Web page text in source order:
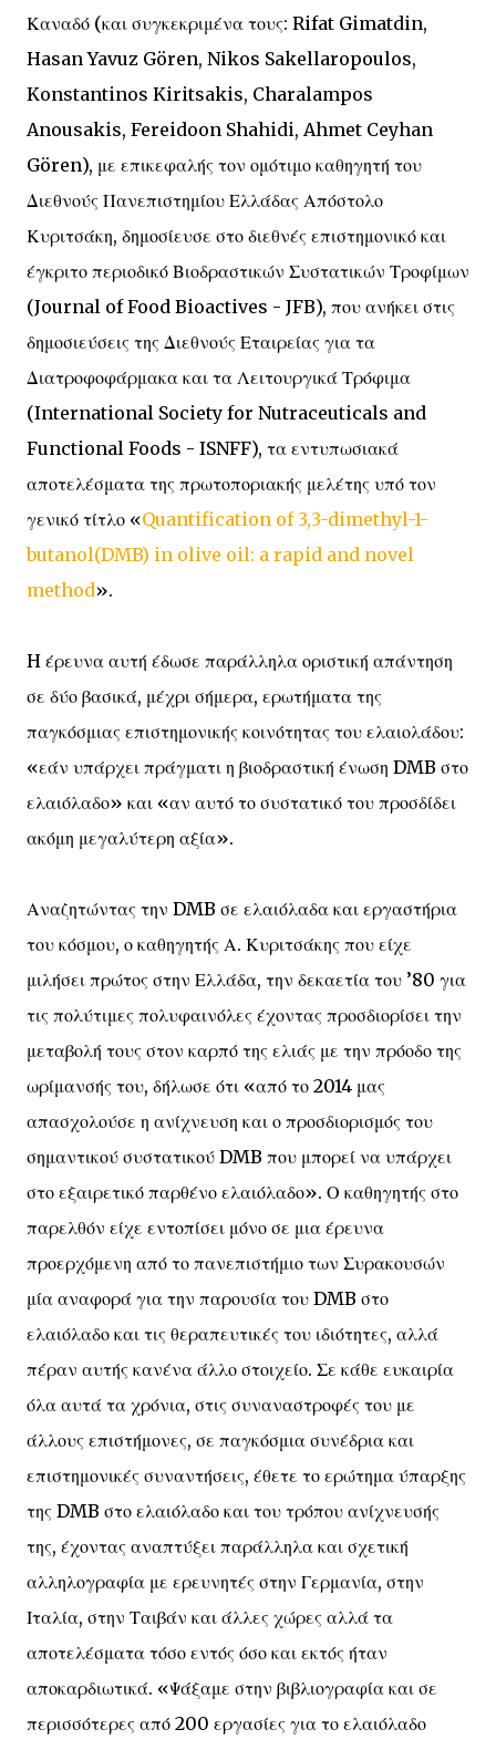
Καναδό (και συγκεκριμένα τους: Rifat Gimatdin,
Hasan Yavuz Gören, Nikos Sakellaropoulos,
Konstantinos Kiritsakis, Charalampos
Anousakis, Fereidoon Shahidi, Ahmet Ceyhan
Gören), με επικεφαλής τον ομότιμο καθηγητή του
Διεθνούς Πανεπιστημίου Ελλάδας Απόστολο
Κυριτσάκη, δημοσίευσε στο διεθνές επιστημονικό και
έγκριτο περιοδικό Βιοδραστικών Συστατικών Τροφίμων
(Journal of Food Bioactives - JFB), που ανήκει στις
δημοσιεύσεις της Διεθνούς Εταιρείας για τα
Διατροφοφάρμακα και τα Λειτουργικά Τρόφιμα
(International Society for Nutraceuticals and
Functional Foods - ISNFF), τα εντυπωσιακά
αποτελέσματα της πρωτοποριακής μελέτης υπό τον
γενικό τίτλο «Quantification of 3,3-dimethyl-1-
butanol(DMB) in olive oil: a rapid and novel
method».
H έρευνα αυτή έδωσε παράλληλα οριστική απάντηση
σε δύο βασικά, μέχρι σήμερα, ερωτήματα της
παγκόσμιας επιστημονικής κοινότητας του ελαιολάδου:
«εάν υπάρχει πράγματι η βιοδραστική ένωση DMB στο
ελαιόλαδο» και «αν αυτό το συστατικό του προσδίδει
ακόμη μεγαλύτερη αξία».
Αναζητώντας την DMB σε ελαιόλαδα και εργαστήρια
του κόσμου, ο καθηγητής Α. Κυριτσάκης που είχε
μιλήσει πρώτος στην Ελλάδα, την δεκαετία του ’80 για
τις πολύτιμες πολυφαινόλες έχοντας προσδιορίσει την
μεταβολή τους στον καρπό της ελιάς με την πρόοδο της
ωρίμανσής του, δήλωσε ότι «από το 2014 μας
απασχολούσε η ανίχνευση και ο προσδιορισμός του
σημαντικού συστατικού DMB που μπορεί να υπάρχει
στο εξαιρετικό παρθένο ελαιόλαδο». Ο καθηγητής στο
παρελθόν είχε εντοπίσει μόνο σε μια έρευνα
προερχόμενη από το πανεπιστήμιο των Συρακουσών
μία αναφορά για την παρουσία του DMB στο
ελαιόλαδο και τις θεραπευτικές του ιδιότητες, αλλά
πέραν αυτής κανένα άλλο στοιχείο. Σε κάθε ευκαιρία
όλα αυτά τα χρόνια, στις συναναστροφές του με
άλλους επιστήμονες, σε παγκόσμια συνέδρια και
επιστημονικές συναντήσεις, έθετε το ερώτημα ύπαρξης
της DMB στο ελαιόλαδο και του τρόπου ανίχνευσής
της, έχοντας αναπτύξει παράλληλα και σχετική
αλληλογραφία με ερευνητές στην Γερμανία, στην
Ιταλία, στην Ταιβάν και άλλες χώρες αλλά τα
αποτελέσματα τόσο εντός όσο και εκτός ήταν
αποκαρδιωτικά. «Ψάξαμε στην βιβλιογραφία και σε
περισσότερες από 200 εργασίες για το ελαιόλαδο